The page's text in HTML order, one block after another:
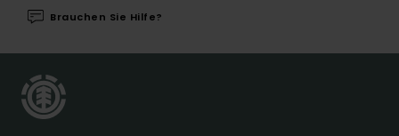
Brauchen Sie Hilfe?